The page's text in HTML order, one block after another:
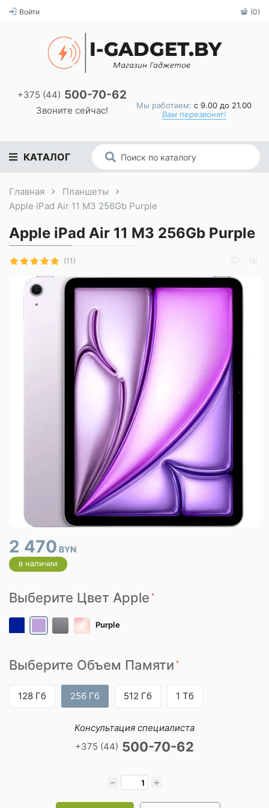
Войти (0)
+375 (44) 500-70-62
Звоните сейчас! Мы работаем: с 9.00 до 21.00
Вам перезвонят!
КАТАЛОГ
Главная
Планшеты
Apple iPad Air 11 M3 256Gb Purple
Apple iPad Air 11 M3 256Gb Purple
(11)
2 470 BYN
в наличии
Выберите Цвет Apple *
Purple
Выберите Объем Памяти *
128 Гб 256 Гб 512 Гб 1 Тб
Консультация специалиста
+375 (44) 500-70-62
− +